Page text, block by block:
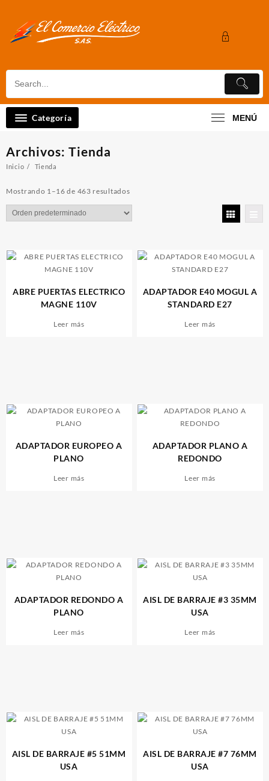
contenido
Categoría MENÚ
Archivos: Tienda
Inicio Tienda
Mostrando 1–16 de 463 resultados
ABRE PUERTAS ELECTRICO
MAGNE 110V
Leer más
ADAPTADOR E40 MOGUL A
STANDARD E27
Leer más
ADAPTADOR EUROPEO A
PLANO
Leer más
ADAPTADOR PLANO A
REDONDO
Leer más
ADAPTADOR REDONDO A
PLANO
Leer más
AISL DE BARRAJE #3 35MM
USA
Leer más
AISL DE BARRAJE #5 51MM
USA
AISL DE BARRAJE #7 76MM
USA